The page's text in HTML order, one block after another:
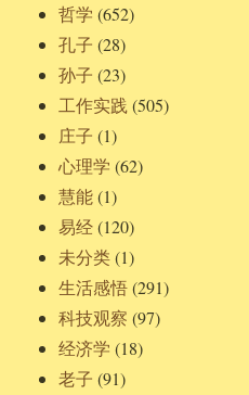
哲学 (652)
孔子 (28)
孙子 (23)
工作实践 (505)
庄子 (1)
心理学 (62)
慧能(1)
易经(120)
未分类(1)
生活感悟(291)
科技观察 (97)
经济学 (18)
老子 (91)